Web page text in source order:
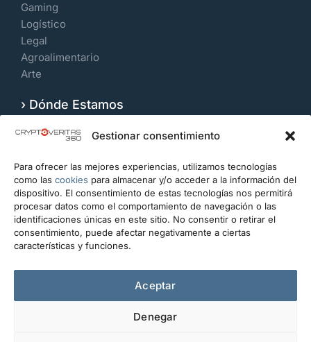
Gestionar consentimiento
Para ofrecer las mejores experiencias, utilizamos tecnologías
como las cookies para almacenar y/o acceder a la información del
dispositivo. El consentimiento de estas tecnologías nos permitirá
procesar datos como el comportamiento de navegación o las
identificaciones únicas en este sitio. No consentir o retirar el
consentimiento, puede afectar negativamente a ciertas
características y funciones.
Aceptar
Denegar
Gaming
Logístico
Legal
Agroalimentario
Arte
› Dónde Estamos
Velázquez 109, 7º Izquierda. 28006, Madrid.
CONTACTO
info@cryptoveritas360.com
+34 919 993 434